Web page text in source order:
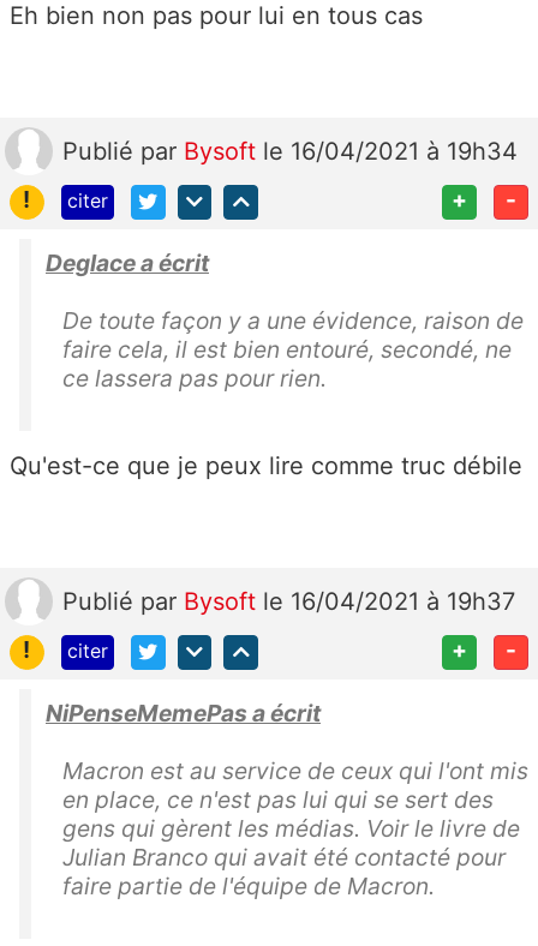
Eh bien non pas pour lui en tous cas
Publié par Bysoft le 16/04/2021 à 19h34
!
citer + -
Deglace a écrit
De toute façon y a une évidence, raison de
faire cela, il est bien entouré, secondé, ne
ce lassera pas pour rien.
Qu'est-ce que je peux lire comme truc débile
Publié par Bysoft le 16/04/2021 à 19h37
!
citer + -
NiPenseMemePas a écrit
Macron est au service de ceux qui l'ont mis
en place, ce n'est pas lui qui se sert des
gens qui gèrent les médias. Voir le livre de
Julian Branco qui avait été contacté pour
faire partie de l'équipe de Macron.